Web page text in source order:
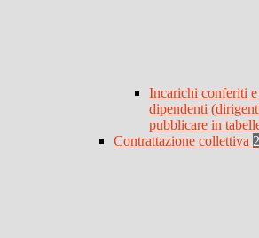
Incarichi conferiti
dipendenti
pubblicare in
Contrattazione collettiva 2